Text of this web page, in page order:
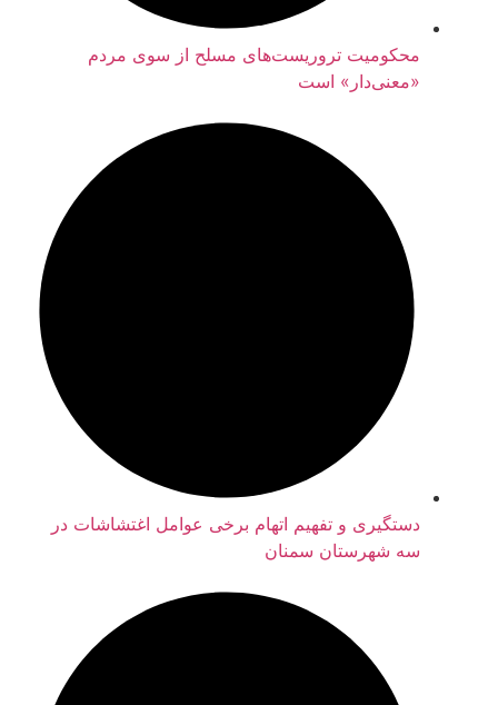
محکومیت تروریست‌های مسلح از سوی مردم
«معنی‌دار» است
دستگیری و تفهیم اتهام برخی عوامل اغتشاشات در
سه شهرستان سمنان